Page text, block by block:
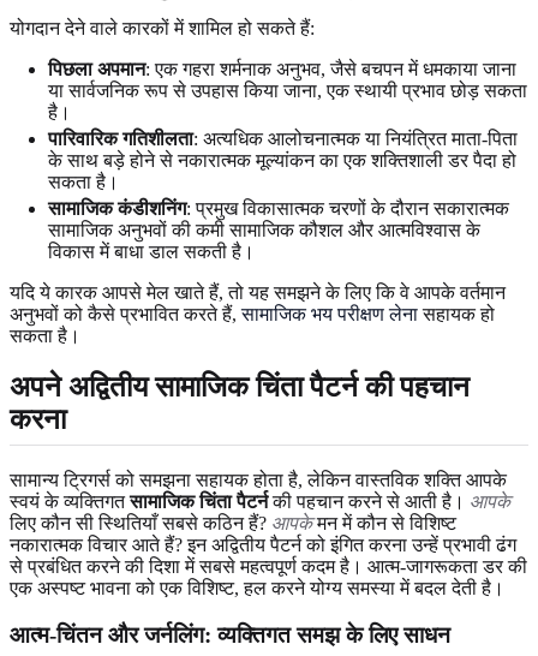
योगदान देने वाले कारकों में शामिल हो सकते हैं:
पिछला अपमान: एक गहरा शर्मनाक अनुभव, जैसे बचपन में धमकाया जाना
या सार्वजनिक रूप से उपहास किया जाना, एक स्थायी प्रभाव छोड़ सकता
है।
पारिवारिक गतिशीलता: अत्यधिक आलोचनात्मक या नियंत्रित माता-पिता
के साथ बड़े होने से नकारात्मक मूल्यांकन का एक शक्तिशाली डर पैदा हो
सकता है।
सामाजिक कंडीशनिंग: प्रमुख विकासात्मक चरणों के दौरान सकारात्मक
सामाजिक अनुभवों की कमी सामाजिक कौशल और आत्मविश्वास के
विकास में बाधा डाल सकती है।
यदि ये कारक आपसे मेल खाते हैं, तो यह समझने के लिए कि वे आपके वर्तमान
अनुभवों को कैसे प्रभावित करते हैं,सामाजिक भय परीक्षण लेनासहायक हो
सकता है।
अपने अद्वितीय सामाजिक चिंता पैटर्न की पहचान
करना
सामान्य ट्रिगर्स को समझना सहायक होता है, लेकिन वास्तविक शक्ति आपके
स्वयं के व्यक्तिगतसामाजिक चिंता पैटर्नकी पहचान करने से आती है। आपके
लिए कौन सी स्थितियाँ सबसे कठिन हैं? आपकेमन में कौन से विशिष्ट
नकारात्मक विचार आते हैं? इन अद्वितीय पैटर्न को इंगित करना उन्हें प्रभावी ढंग
से प्रबंधित करने की दिशा में सबसे महत्वपूर्ण कदम है। आत्म-जागरूकता डर की
एक अस्पष्ट भावना को एक विशिष्ट, हल करने योग्य समस्या में बदल देती है।
आत्म-चिंतन और जर्नलिंग: व्यक्तिगत समझ के लिए साधन